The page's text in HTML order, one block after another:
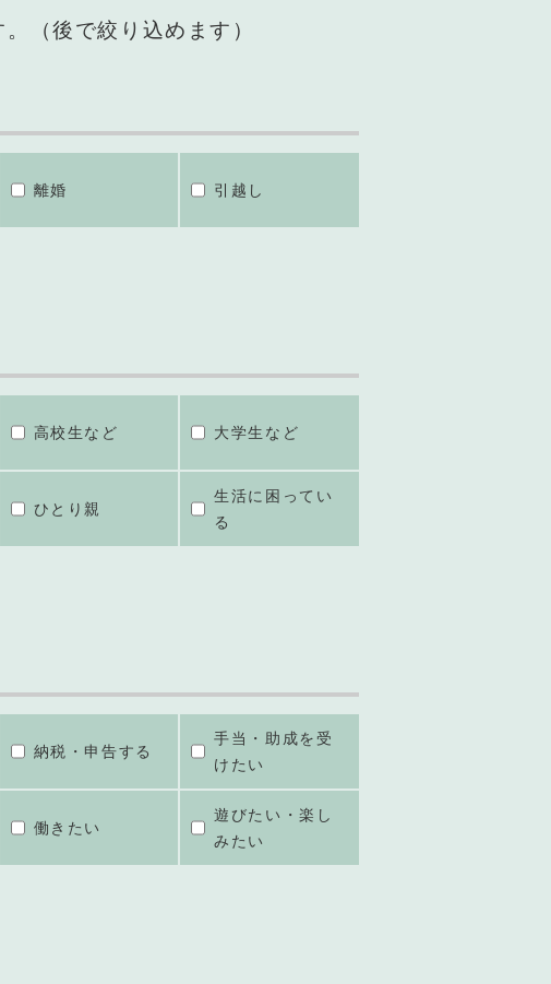
（後で絞り込めます）
離婚 引越し
高校生など 大学生など
ひとり親
生活に困ってい
る
納税・申告する
手当・助成を受
けたい
働きたい
遊びたい・楽し
みたい